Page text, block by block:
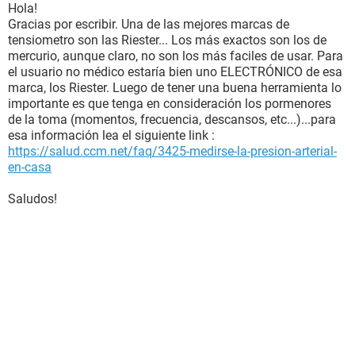
Hola!
Gracias por escribir. Una de las mejores marcas de
tensiometro son las Riester... Los más exactos son los de
mercurio, aunque claro, no son los más faciles de usar. Para
el usuario no médico estaría bien uno ELECTRÓNICO de esa
marca, los Riester. Luego de tener una buena herramienta lo
importante es que tenga en consideración los pormenores
de la toma (momentos, frecuencia, descansos, etc...)...para
esa información lea el siguiente link :
https://salud.ccm.net/faq/3425-medirse-la-presion-arterial-
en-casa
Saludos!